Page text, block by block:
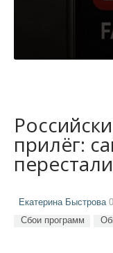
прилёг:
Екатерина Быстрова
Сбои программ